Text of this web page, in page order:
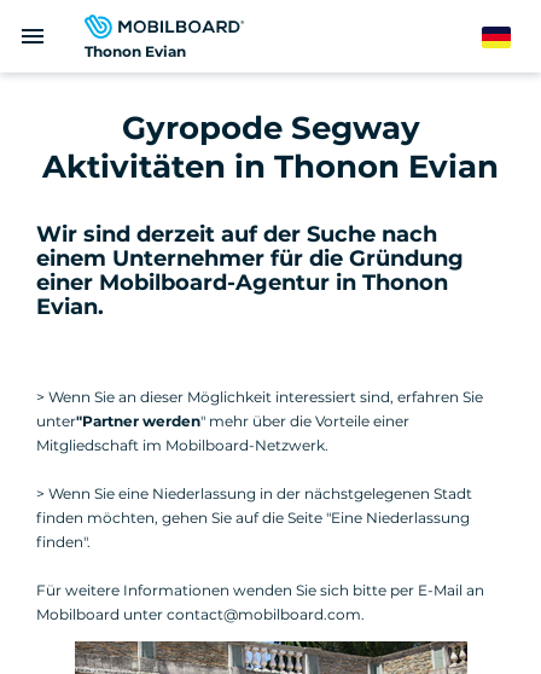
zum
Thonon Evian
menu German
Gyropode Segway
Aktivitäten in Thonon Evian
Wir sind derzeit auf der Suche nach
einem Unternehmer für die Gründung
einer Mobilboard-Agentur in Thonon
Evian.
> Wenn Sie an dieser Möglichkeit interessiert sind, erfahren Sie
unter"Partner werden" mehr über die Vorteile einer
Mitgliedschaft im Mobilboard-Netzwerk.
> Wenn Sie eine Niederlassung in der nächstgelegenen Stadt
finden möchten, gehen Sie auf die Seite "Eine Niederlassung
finden".
Für weitere Informationen wenden Sie sich bitte per E-Mail an
Mobilboard unter contact@mobilboard.com.